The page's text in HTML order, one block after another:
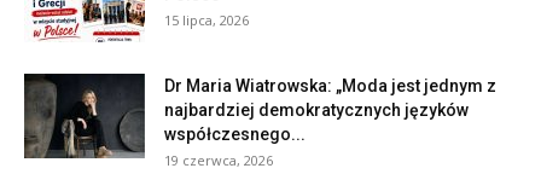
15 lipca, 2026
Dr Maria Wiatrowska: „Moda jest jednym z
najbardziej demokratycznych języków
współczesnego...
19 czerwca, 2026